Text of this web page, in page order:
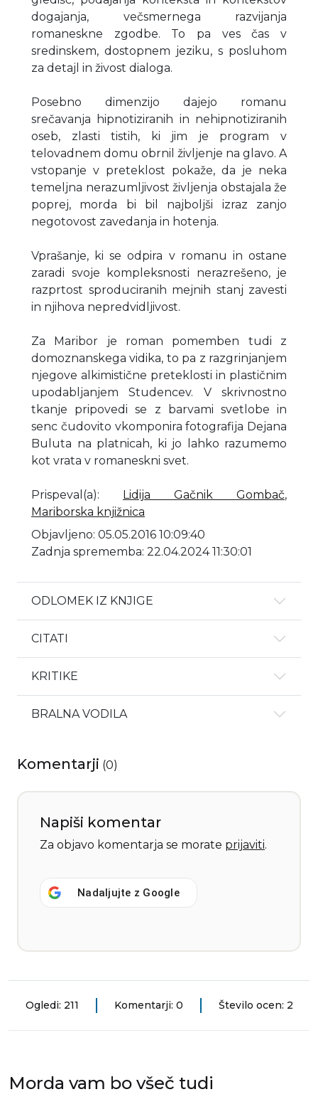
dogajanja, večsmernega razvijanja
romaneskne zgodbe. To pa ves čas v
sredinskem, dostopnem jeziku, s posluhom
za detajl in živost dialoga.
Posebno dimenzijo dajejo romanu
srečavanja hipnotiziranih in nehipnotiziranih
oseb, zlasti tistih, ki jim je program v
telovadnem domu obrnil življenje na glavo. A
vstopanje v preteklost pokaže, da je neka
temeljna nerazumljivost življenja obstajala že
poprej, morda bi bil najboljši izraz zanjo
negotovost zavedanja in hotenja.
Vprašanje, ki se odpira v romanu in ostane
zaradi svoje kompleksnosti nerazrešeno, je
razprtost sproduciranih mejnih stanj zavesti
in njihova nepredvidljivost.
Za Maribor je roman pomemben tudi z
domoznanskega vidika, to pa z razgrinjanjem
njegove alkimistične preteklosti in plastičnim
upodabljanjem Studencev. V skrivnostno
tkanje pripovedi se z barvami svetlobe in
senc čudovito vkomponira fotografija Dejana
Buluta na platnicah, ki jo lahko razumemo
kot vrata v romaneskni svet.
Prispeval(a): Lidija Gačnik Gombač,
Mariborska knjižnica
Objavljeno: 05.05.2016 10:09:40
Zadnja sprememba: 22.04.2024 11:30:01
ODLOMEK IZ KNJIGE
CITATI
KRITIKE
BRALNA VODILA
Komentarji (0)
Napiši komentar
Za objavo komentarja se morate prijaviti.
Nadaljujte z Google
Ogledi: 211 Komentarji: 0 Število ocen: 2
Morda vam bo všeč tudi